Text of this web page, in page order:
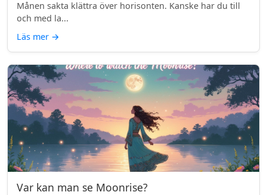
Månen sakta klättra över horisonten. Kanske har du till
och med la...
Läs mer →
Var kan man se Moonrise?